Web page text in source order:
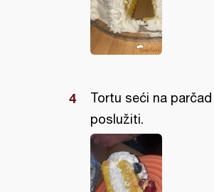
Tortu seći na
poslužiti.